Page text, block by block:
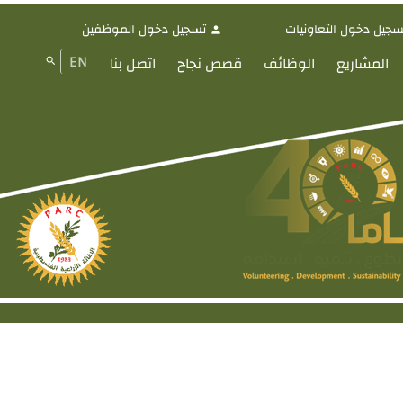
دخول التعاونيات person تسجيل دخول الموظفين
المشاريع الوظائف قصص نجاح اتصل بنا EN
search